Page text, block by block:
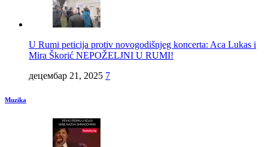
U Rumi peticija protiv novogodišnjeg koncerta: Aca Lukas i
Mira Škorić NEPOŽELJNI U RUMI!
децембар 21, 2025 7
Muzika